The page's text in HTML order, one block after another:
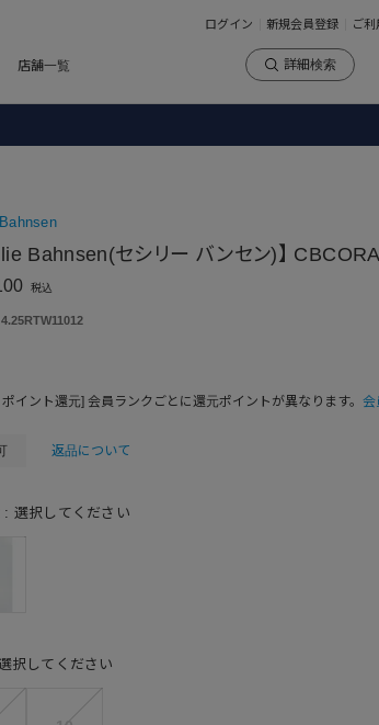
ログイン 新規会員登録 ご利
店舗一覧 詳細検索
Bahnsen(セシリー バンセン)】
税込
4.25RTW11012
ポイント還元] 会員ランクごとに還元ポイントが異なります。 会
返品について
選択してください
択してください